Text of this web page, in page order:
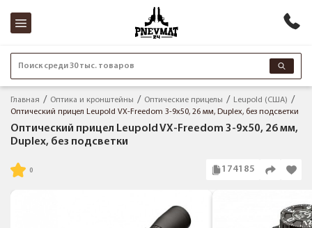
Поиск среди 30 тыс. товаров
Главная Оптика и кронштейны Оптические прицелы
Leupold (США)
Оптический прицел Leupold VX-Freedom 3-9x50, 26 мм, Duplex, без подсветки
Оптический прицел Leupold VX-Freedom 3-9x50, 26 мм,
Duplex, без подсветки
174185